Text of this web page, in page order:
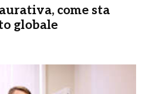
come sta
globale